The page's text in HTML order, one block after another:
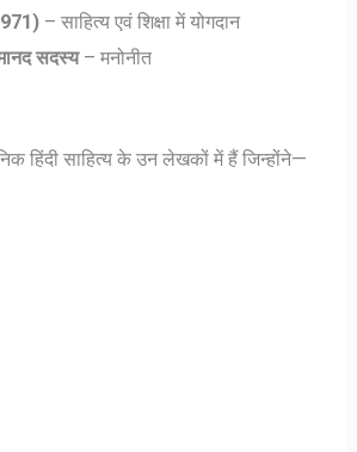
– साहित्य एवं शिक्षा में योगदान
सदस्य– मनोनीत
हिंदी साहित्य के उन लेखकों में हैं जिन्होंने—